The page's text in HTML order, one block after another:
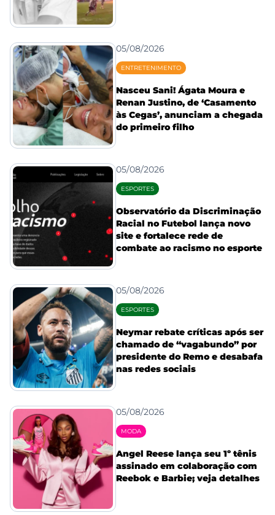
05/08/2026
ENTRETENIMENTO
Nasceu Sani! Ágata Moura e
Renan Justino, de ‘Casamento
às Cegas’, anunciam a chegada
do primeiro filho
05/08/2026
ESPORTES
Observatório da Discriminação
Racial no Futebol lança novo
site e fortalece rede de
combate ao racismo no esporte
05/08/2026
ESPORTES
Neymar rebate críticas após ser
chamado de “vagabundo” por
presidente do Remo e desabafa
nas redes sociais
05/08/2026
MODA
Angel Reese lança seu 1º tênis
assinado em colaboração com
Reebok e Barbie; veja detalhes